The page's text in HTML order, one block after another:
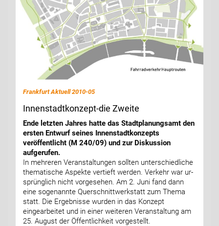
Frankfurt Aktuell 2010-05
Innenstadtkonzept-die Zweite
Ende letzten Jahres hatte das Stadtplanungsamt den
ersten Entwurf seines Innenstadtkonzepts
veröffentlicht (M 240/09) und zur Diskussion
aufgerufen.
In mehreren Veranstaltungen sollten unterschiedliche
thematische Aspekte vertieft werden. Verkehr war ur-
sprünglich nicht vorgesehen. Am 2. Juni fand dann
eine sogenannte Querschnittwerkstatt zum Thema
statt. Die Ergebnisse wurden in das Konzept
eingearbeitet und in einer weiteren Veranstaltung am
25. August der Öffentlichkeit vorgestellt.